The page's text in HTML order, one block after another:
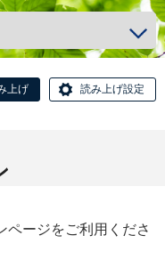
上げ 読み上げ設定
ページをご利用くださ